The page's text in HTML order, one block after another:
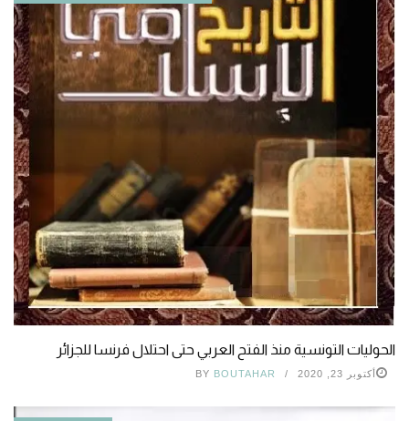
الحوليات التونسية منذ الفتح العربي حتى احتلال فرنسا للجزائر
أكتوبر 23, 2020 BY BOUTAHAR